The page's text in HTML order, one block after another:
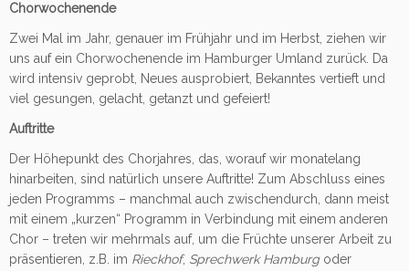
Chorwochenende
Zwei Mal im Jahr, genauer im Frühjahr und im Herbst, ziehen wir
uns auf ein Chorwochenende im Hamburger Umland zurück. Da
wird intensiv geprobt, Neues ausprobiert, Bekanntes vertieft und
viel gesungen, gelacht, getanzt und gefeiert!
Auftritte
Der Höhepunkt des Chorjahres, das, worauf wir monatelang
hinarbeiten, sind natürlich unsere Auftritte! Zum Abschluss eines
jeden Programms – manchmal auch zwischendurch, dann meist
mit einem „kurzen“ Programm in Verbindung mit einem anderen
Chor – treten wir mehrmals auf, um die Früchte unserer Arbeit zu
präsentieren, z.B. im Rieckhof, Sprechwerk Hamburgoder